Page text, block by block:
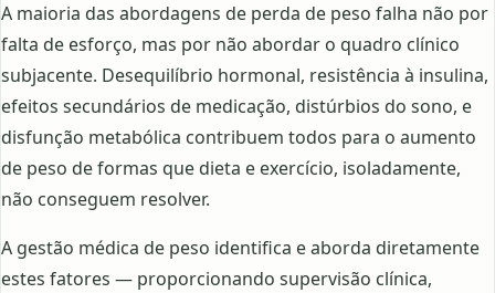
A maioria das abordagens de perda de peso falha não por
falta de esforço, mas por não abordar o quadro clínico
subjacente. Desequilíbrio hormonal, resistência à insulina,
efeitos secundários de medicação, distúrbios do sono, e
disfunção metabólica contribuem todos para o aumento
de peso de formas que dieta e exercício, isoladamente,
não conseguem resolver.
A gestão médica de peso identifica e aborda diretamente
estes fatores — proporcionando supervisão clínica,